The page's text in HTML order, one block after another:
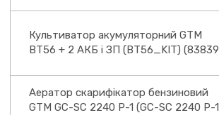
Культиватор акумуляторний GTM
BT56 + 2 АКБ і ЗП (BT56_KIT)
Аератор скарифікатор бензиновий
GTM GC-SC 2240 P-1 (GC-SC 2240 P-